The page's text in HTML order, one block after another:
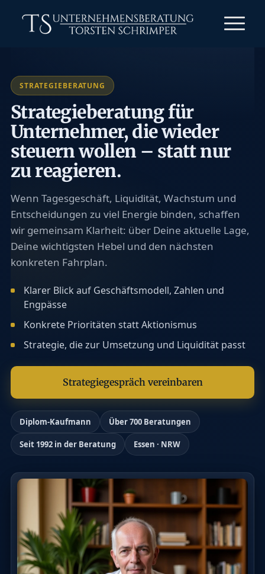
STRATEGIEBERATUNG
Strategieberatung für
Unternehmer, die wieder
steuern wollen – statt nur
zu reagieren.
Wenn Tagesgeschäft, Liquidität, Wachstum und
Entscheidungen zu viel Energie binden, schaffen
wir gemeinsam Klarheit: über Deine aktuelle Lage,
Deine wichtigsten Hebel und den nächsten
konkreten Fahrplan.
Klarer Blick auf Geschäftsmodell, Zahlen und
Engpässe
Konkrete Prioritäten statt Aktionismus
Strategie, die zur Umsetzung und Liquidität passt
Strategiegespräch vereinbaren
Diplom-Kaufmann Über 700 Beratungen
Seit 1992 in der Beratung Essen · NRW